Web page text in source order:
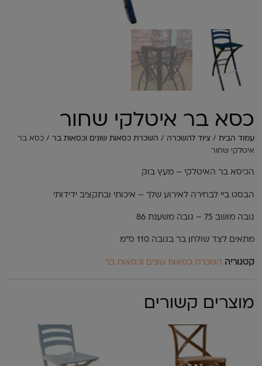
כסא בר איטלקי שחור
עמוד הבית / ציוד להשכרה / השכרת כסאות שונים וכסאות בר / כסא בר
איטלקי שחור
הכיסא בר האיטלקי – מעץ בוק
הבסט ביי לבחירה לאירוע שלך – איכותי ובתקציב ידידותי
גובה מושב 75 – גובה משענת 86
מתאים לצד שולחן בר בגובה 110 ס"מ
קטגוריה השכרת כסאות שונים וכסאות בר
מוצרים קשורים